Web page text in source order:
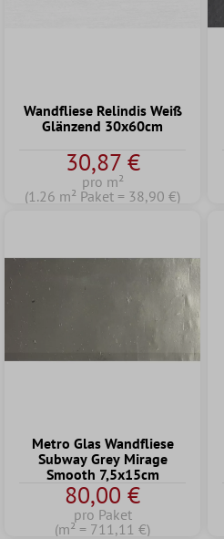
Wandfliese Relindis Weiß
Glänzend 30x60cm
30,87 €
pro m²
(1.26 m² Paket = 38,90 €)
Metro Glas Wandfliese
Subway Grey Mirage
Smooth 7,5x15cm
80,00 €
pro Paket
(m² = 711,11 €)